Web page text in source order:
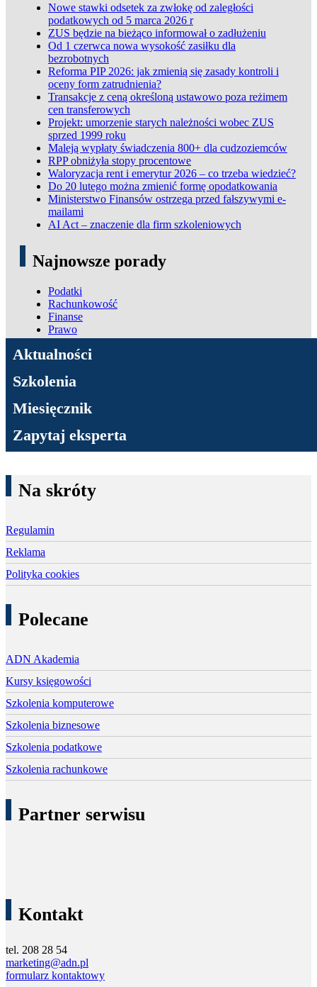
Nowe stawki odsetek za zwłokę od zaległości
podatkowych od 5 marca 2026 r
ZUS będzie na bieżąco informował o zadłużeniu
Od 1 czerwca nowa wysokość zasiłku dla
bezrobotnych
Reforma PIP 2026: jak zmienią się zasady kontroli i
oceny form zatrudnienia?
Transakcje z ceną określoną ustawowo poza reżimem
cen transferowych
Projekt: umorzenie starych należności wobec ZUS
sprzed 1999 roku
Maleją wypłaty świadczenia 800+ dla cudzoziemców
RPP obniżyła stopy procentowe
Waloryzacja rent i emerytur 2026 – co trzeba wiedzieć?
Do 20 lutego można zmienić formę opodatkowania
Ministerstwo Finansów ostrzega przed fałszywymi e-
mailami
AI Act – znaczenie dla firm szkoleniowych
Najnowsze porady
Podatki
Rachunkowość
Finanse
Prawo
ADN Podatki
Aktualności
Szkolenia
Miesięcznik
Zapytaj eksperta
Na skróty
Regulamin
Reklama
Polityka cookies
Polecane
ADN Akademia
Kursy księgowości
Szkolenia komputerowe
Szkolenia biznesowe
Szkolenia podatkowe
Szkolenia rachunkowe
Partner serwisu
Kontakt
tel. 208 28 54
marketing@adn.pl
formularz kontaktowy